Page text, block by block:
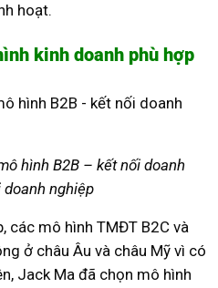
hoạt.
kinh doanh phù hợp
hình B2B – kết nối doanh
doanh nghiệp
các mô hình TMĐT B2C và
ở châu Âu và châu Mỹ vì có
Jack Ma đã chọn mô hình